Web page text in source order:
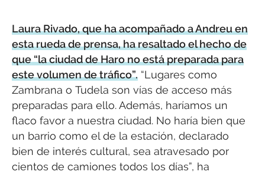
Laura Rivado, que ha acompañado a Andreu en
esta rueda de prensa, ha resaltado el hecho de
que “la ciudad de Haro no está preparada para
este volumen de tráfico”. “Lugares como
Zambrana o Tudela son vías de acceso más
preparadas para ello. Además, haríamos un
flaco favor a nuestra ciudad. No haría bien que
un barrio como el de la estación, declarado
bien de interés cultural, sea atravesado por
cientos de camiones todos los días”, ha